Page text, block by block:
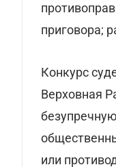
приговора;
Конкурс
Верховная
или